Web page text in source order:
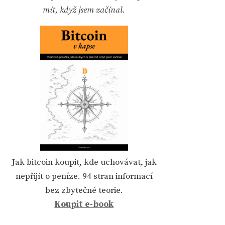
mít, když jsem začínal.
Jak bitcoin koupit, kde uchovávat, jak
nepřijít o peníze. 94 stran informací
bez zbytečné teorie.
Koupit e-book